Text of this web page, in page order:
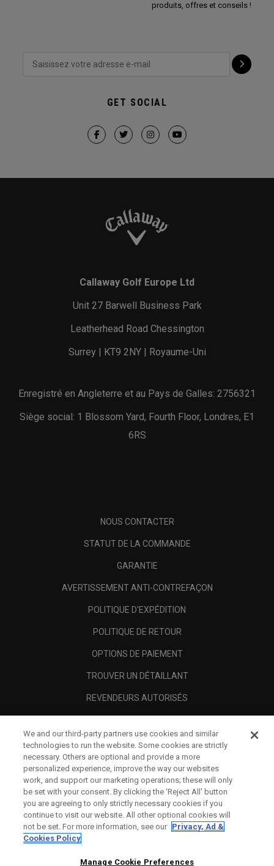
produits, offres et conseils !
GET SOCIAL
Callaway Golf Europe Ltd
Unit 27 Barwell Business Park
Leatherhead Road Chessington
Surrey | KT9 2NY | Royaume-Uni
Enregistré en Angleterre et au Pays de Galles: 2756321
Siège social: 1 Blossom Yard, Fourth Floor, Londres, E1
6RS
NOUS CONTACTER
STATUT DE LA COMMANDE
GARANTIE
AVERTISSEMENT ANTI-CONTREFAÇON
POLITIQUE D'EXPÉDITION
POLITIQUE DE RETOUR
OPTIONS DE PAIEMENT
TROUVER UN DÉTAILLANT
REVENDEURS AUTORISÉS
A PROPOS
MENTIONS LÉGALES
We and our third-party partners use cookies and similar
technologies to run the website. Some cookies are strictly
necessary. Others are optional and provide a more
personalized experience, improve the way our websites
work, and support our marketing operations; these will only
be set with your consent. By clicking the ‘Reject All' button
you are agreeing to only strictly necessary cookies if you
continue to visit our website. All other optional cookies will
not be set. For more information, see our Privacy, Ad &
Cookies Policy
Manage Cookie Preferences